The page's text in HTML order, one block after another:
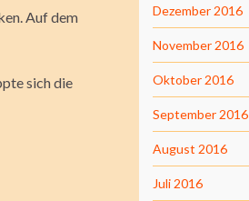
Auf dem
sich die
Dezember 2016
November 2016
Oktober 2016
September 2016
August 2016
Juli 2016